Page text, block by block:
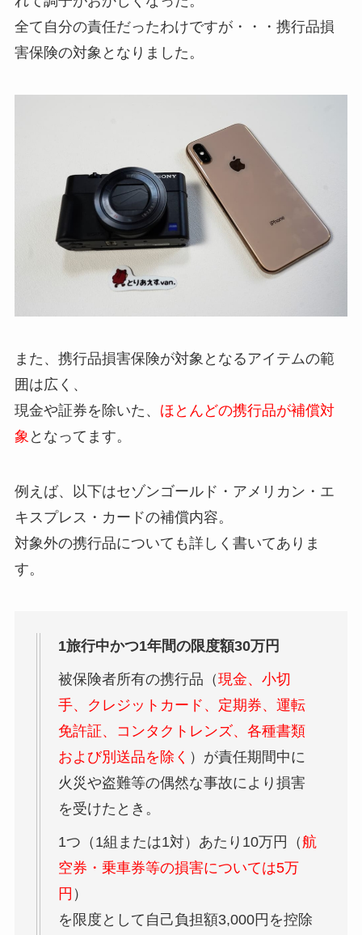
全て自分の責任だったわけですが・・・携行品損
害保険の対象となりました。
また、携行品損害保険が対象となるアイテムの範
囲は広く、
現金や証券を除いた、 ほとんどの携行品が補償対
象 となってます。
例えば、以下はセゾンゴールド・アメリカン・エ
キスプレス・カードの補償内容。
対象外の携行品についても詳しく書いてありま
す。
1旅行中かつ1年間の限度額30万円
被保険者所有の携行品（現金、小切
手、クレジットカード、定期券、運転
免許証、コンタクトレンズ、各種書類
および別送品を除く ）が責任期間中に
火災や盗難等の偶然な事故により損害
を受けたとき。
1つ（1組または1対）あたり10万円（航
空券・乗車券等の損害については5万
円 ）
を限度として自己負担額3,000円を控除